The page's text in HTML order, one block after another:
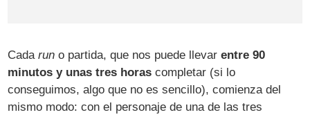
Cadarun o partida, que nos puede llevarentre 90
minutos y unas tres horas completar (si lo
conseguimos, algo que no es sencillo), comienza del
mismo modo: con el personaje de una de las tres